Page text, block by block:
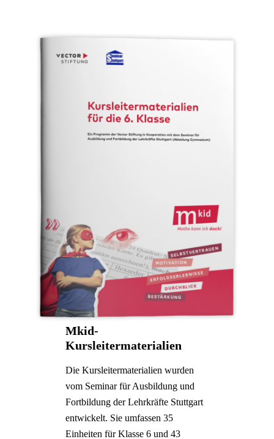
Mkid-
Kursleitermaterialien
Die Kursleitermaterialien wurden
vom Seminar für Ausbildung und
Fortbildung der Lehrkräfte Stuttgart
entwickelt. Sie umfassen 35
Einheiten für Klasse 6 und 43